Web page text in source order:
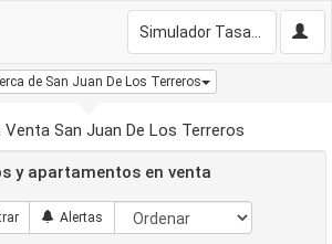
de San Juan De Los Terreros
Venta San Juan De Los Terreros
y apartamentos en venta